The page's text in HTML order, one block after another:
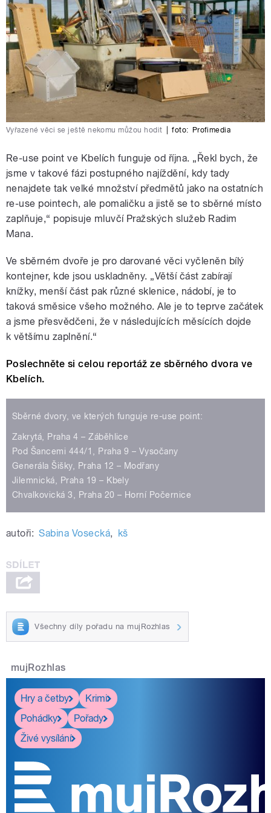
Vyřazené věci se ještě nekomu můžou hodit foto: Profimedia
Re-use point ve Kbelích funguje od října. „Řekl bych, že
jsme v takové fázi postupného najíždění, kdy tady
nenajdete tak velké množství předmětů jako na ostatních
re-use pointech, ale pomaličku a jistě se to sběrné místo
zaplňuje,“ popisuje mluvčí Pražských služeb Radim
Mana.
Ve sběrném dvoře je pro darované věci vyčleněn bílý
kontejner, kde jsou uskladněny. „Větší část zabírají
knížky, menší část pak různé sklenice, nádobí, je to
taková směsice všeho možného. Ale je to teprve začátek
a jsme přesvědčeni, že v následujících měsících dojde
k většímu zaplnění.“
Poslechněte si celou reportáž ze sběrného dvora ve
Kbelích.
Sběrné dvory, ve kterých funguje re-use point:
Zakrytá, Praha 4 – Záběhlice
Pod Šancemi 444/1, Praha 9 – Vysočany
Generála Šišky, Praha 12 – Modřany
Jilemnická, Praha 19 – Kbely
Chvalkovická 3, Praha 20 – Horní Počernice
autoři: Sabina Vosecká, kš
Všechny díly pořadu na mujRozhlas
mujRozhlas
Hry a četby
Krimi
Pohádky
Pořady
Živé vysílání